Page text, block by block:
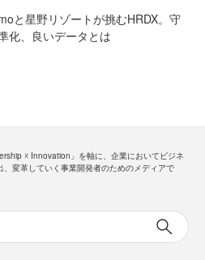
と星野リゾートが挑むHRDX。守
化、良いデータとは
☓ Innovation」を軸に、企業においてビジネ
、変革していく事業開発者のためのメディアで